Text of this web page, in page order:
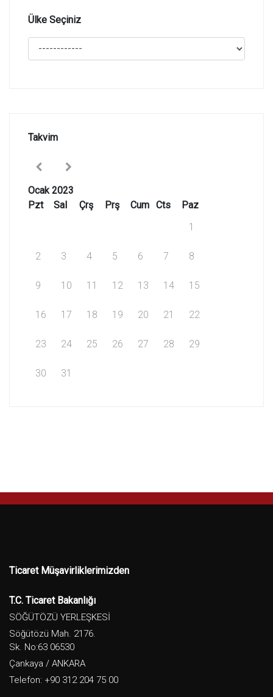
Ülke Seçiniz
Takvim
Ocak 2023
Pzt
Sal Çrş Prş Cum Cts
Paz
1
2 3 4 5 6 7 8
9 10 11 12 13 14 15
16 17 18 19 20 21 22
23 24 25 26 27 28 29
30 31
Ticaret Müşavirliklerimizden
T.C. Ticaret Bakanlığı
SÖĞÜTÖZÜ YERLEŞKESİ
Söğütözü Mah. 2176.
Sk. No:63 06530
Çankaya / ANKARA
Telefon: +90 312 204 75 00